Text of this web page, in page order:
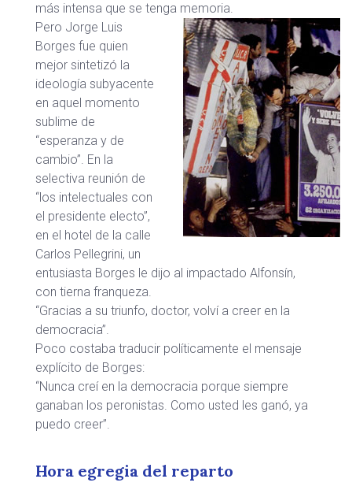
más intensa que se tenga memoria.
Pero Jorge Luis
Borges fue quien
mejor sintetizó la
ideología subyacente
en aquel momento
sublime de
“esperanza y de
cambio”. En la
selectiva reunión de
“los intelectuales con
el presidente electo”,
en el hotel de la calle
Carlos Pellegrini, un
entusiasta Borges le dijo al impactado Alfonsín,
con tierna franqueza.
“Gracias a su triunfo, doctor, volví a creer en la
democracia”.
Poco costaba traducir políticamente el mensaje
explícito de Borges:
“Nunca creí en la democracia porque siempre
ganaban los peronistas. Como usted les ganó, ya
puedo creer”.
Hora egregia del reparto